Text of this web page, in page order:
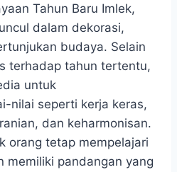
Tahun Baru Imlek,
dalam dekorasi,
budaya. Selain
terhadap tahun tertentu,
untuk
nilai seperti kerja keras,
dan keharmonisan.
orang tetap mempelajari
memiliki pandangan yang